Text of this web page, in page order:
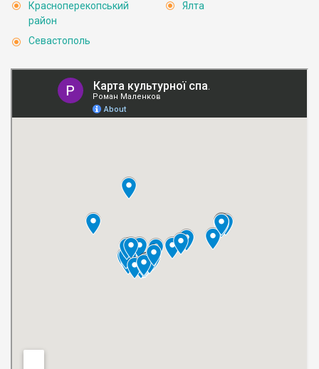
Красноперекопський
район
Севастополь
Ялта